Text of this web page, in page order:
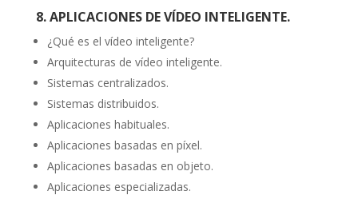
8. APLICACIONES DE VÍDEO INTELIGENTE.
¿Qué es el vídeo inteligente?
Arquitecturas de vídeo inteligente.
Sistemas centralizados.
Sistemas distribuidos.
Aplicaciones habituales.
Aplicaciones basadas en píxel.
Aplicaciones basadas en objeto.
Aplicaciones especializadas.